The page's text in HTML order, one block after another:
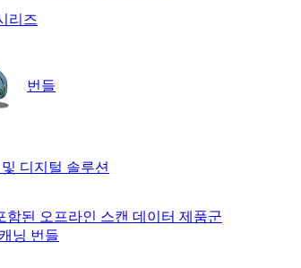
리즈
번들
디지털 솔루션
함된 오프라인 스캔 데이터 제품군
닝 번들